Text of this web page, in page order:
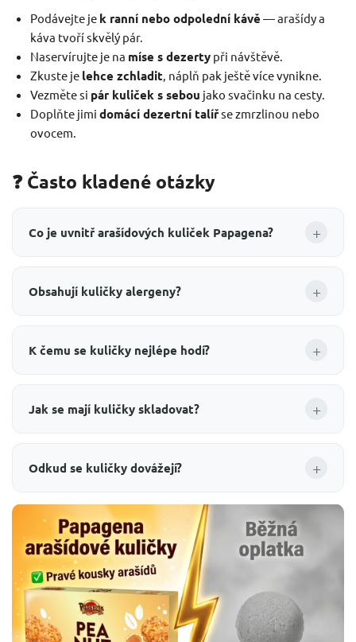
Podávejte je k ranní nebo odpolední kávě — arašídy a
káva tvoří skvělý pár.
Naservírujte je na míse s dezertypři návštěvě.
Zkuste je lehce zchladit, náplň pak ještě více vynikne.
Vezměte si pár kuliček s sebou jako svačinku na cesty.
Doplňte jimi domácí dezertní talířse zmrzlinou nebo
ovocem.
❓ Často kladené otázky
Co je uvnitř arašídových kuliček Papagena? +
Obsahují kuličky alergeny? +
K čemu se kuličky nejlépe hodí? +
Jak se mají kuličky skladovat? +
Odkud se kuličky dovážejí? +